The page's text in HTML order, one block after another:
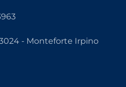
- Monteforte Irpino